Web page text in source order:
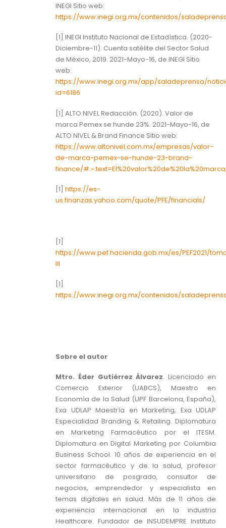
INEGI Sitio web:
https://www.inegi.org.mx/contenidos/
[1] INEGI Instituto Nacional de Estadística. (2020-
Diciembre-11). Cuenta satélite del Sector Salud
de México, 2019. 2021-Mayo-16, de INEGI Sitio
web:
https://www.inegi.org.mx/app/saladeprensa/
id=6186
[1] ALTO NIVEL Redacción. (2020). Valor de
marca Pemex se hunde 23%. 2021-Mayo-16, de
ALTO NIVEL & Brand Finance Sitio web:
https://www.altonivel.com.mx/empresas/valor-
de-marca-pemex-se-hunde-23-brand-
finance/
[1] https://es-
us.finanzas.yahoo.com/quote/PFE/financials/
[1]
https://www.pef.hacienda.gob.mx/es/PEF2021/
III
[1]
https://www.inegi.org.mx/contenidos/
Sobre el autor
Mtro. Éder Gutiérrez Álvarez. Licenciado en
Comercio Exterior (UABCS), Maestro en
Economía de la Salud (UPF Barcelona, España),
Exa UDLAP Maestría en Marketing, Exa UDLAP
Especialidad Branding & Retailing. Diplomatura
en Marketing Farmacéutico por el ITESM.
Diplomatura en Digital Marketing por Columbia
Business School. 10 años de experiencia en el
sector farmacéutico y de la salud, profesor
universitario de posgrado, consultor de
negocios, emprendedor y especialista en
temas digitales en salud. Más de 11 años de
experiencia internacional en la industria
Healthcare. Fundador de INSUDEMPRE Instituto